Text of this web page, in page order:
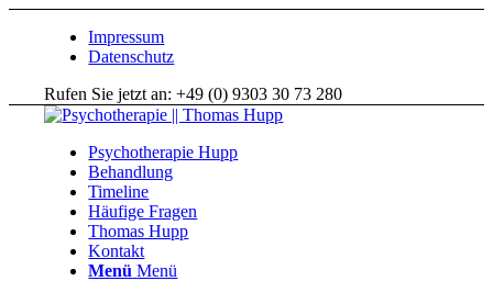
Impressum
Datenschutz
Rufen Sie jetzt an: +49 (0) 9303 30 73 280
Psychotherapie Hupp
Behandlung
Timeline
Häufige Fragen
Thomas Hupp
Kontakt
Menü Menü